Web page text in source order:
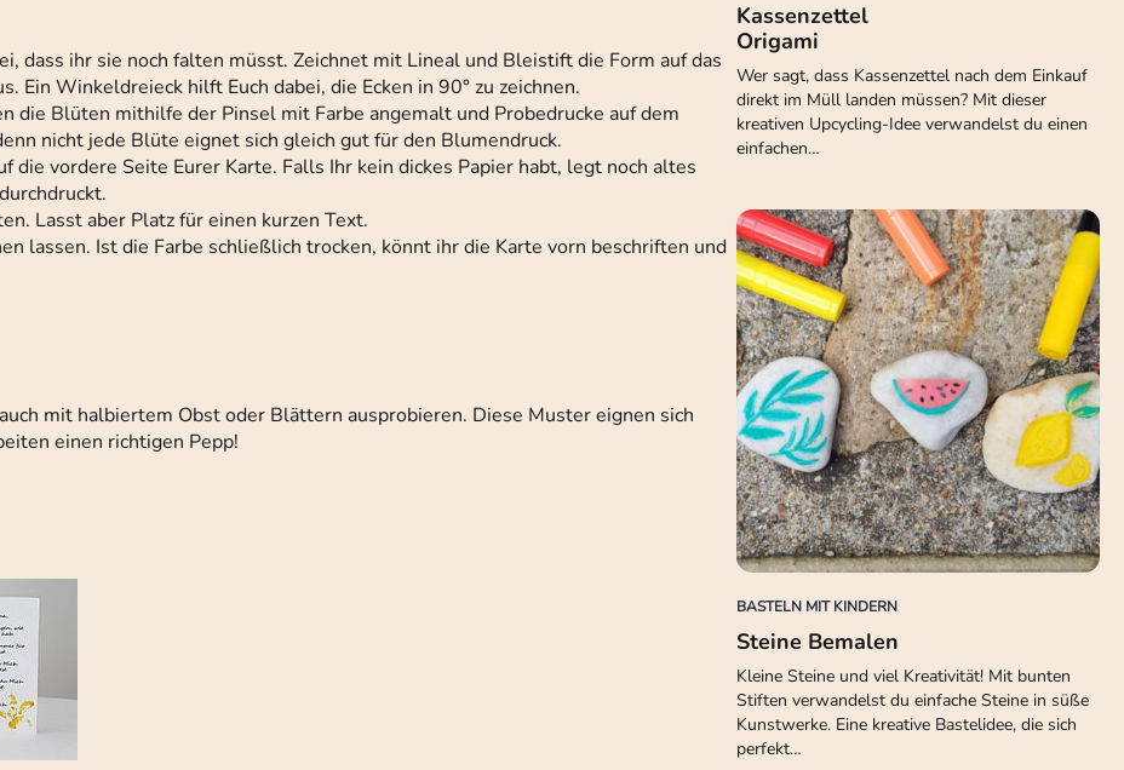
dass ihr sie noch falten müsst. Zeichnet mit Lineal und Bleistift die Form auf das
Ein Winkeldreieck hilft Euch dabei, die Ecken in 90° zu zeichnen.
die Blüten mithilfe der Pinsel mit Farbe angemalt und Probedrucke auf dem
nicht jede Blüte eignet sich gleich gut für den Blumendruck.
vordere Seite Eurer Karte. Falls Ihr kein dickes Papier habt, legt noch altes
Lasst aber Platz für einen kurzen Text.
lassen. Ist die Farbe schließlich trocken, könnt ihr die Karte vorn beschriften und
mit halbiertem Obst oder Blättern ausprobieren. Diese Muster eignen sich
einen richtigen Pepp!
Kassenzettel
Origami
Wer sagt, dass Kassenzettel nach dem Einkauf
direkt im Müll landen müssen? Mit dieser
kreativen Upcycling-Idee verwandelst du einen
einfachen…
BASTELN MIT KINDERN
Steine Bemalen
Kleine Steine und viel Kreativität! Mit bunten
Stiften verwandelst du einfache Steine in süße
Kunstwerke. Eine kreative Bastelidee, die sich
perfekt…